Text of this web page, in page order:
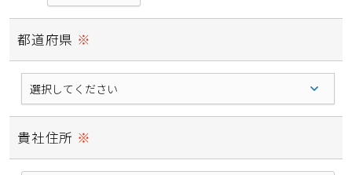
都道府県
貴社住所